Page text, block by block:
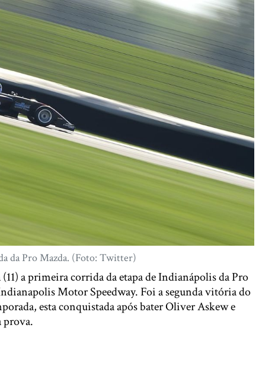
da Pro Mazda. (Foto: Twitter)
a primeira corrida da etapa de Indianápolis da Pro
Motor Speedway. Foi a segunda vitória do
esta conquistada após bater Oliver Askew e
prova.